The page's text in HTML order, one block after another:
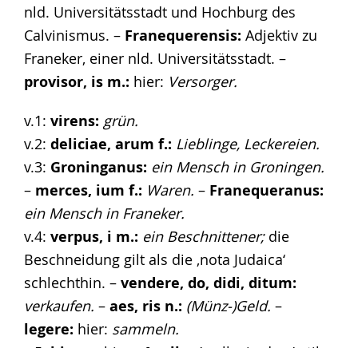
nld. Universitätsstadt und Hochburg des
Calvinismus. – Franequerensis: Adjektiv zu
Franeker, einer nld. Universitätsstadt. –
provisor, is m.: hier: Versorger.
v.1: virens: grün.
v.2: deliciae, arum f.: Lieblinge, Leckereien.
v.3: Groninganus: ein Mensch in Groningen.
– merces, ium f.: Waren. – Franequeranus:
ein Mensch in Franeker.
v.4: verpus, i m.: ein Beschnittener; die
Beschneidung gilt als die ‚nota Judaica‘
schlechthin. – vendere, do, didi, ditum:
verkaufen. – aes, ris n.: (Münz-)Geld. –
legere: hier: sammeln.